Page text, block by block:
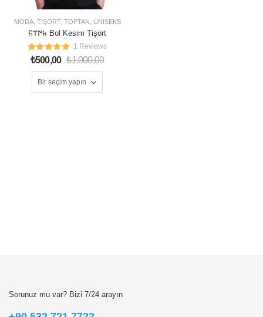
MODA, TIŞÖRT, TOPTAN ÜNISEKS
𐱅𐰇𐰼𐰜 Bol Kesim Tişört
1 Reviews
₺500,00 ₺1.000,00
Sorunuz mu var? Bizi 7/24 arayın